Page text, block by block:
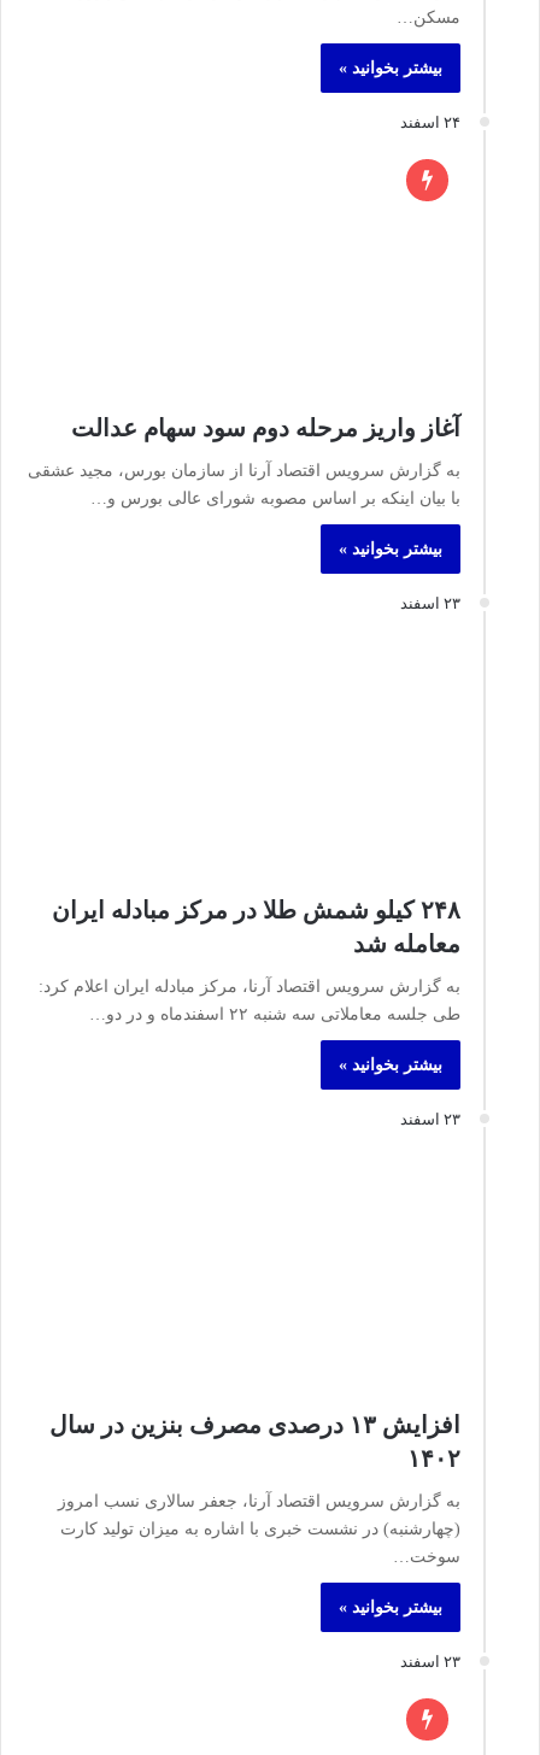
مسکن…
بیشتر بخوانید »
۲۴ اسفند
آغاز واریز مرحله دوم سود سهام عدالت
به گزارش سرویس اقتصاد آرنا از سازمان بورس، مجید عشقی
با بیان اینکه بر اساس مصوبه شورای عالی بورس و…
بیشتر بخوانید »
۲۳ اسفند
۲۴۸ کیلو شمش طلا در مرکز مبادله ایران
معامله شد
به گزارش سرویس اقتصاد آرنا، مرکز مبادله ایران اعلام کرد:
طی جلسه معاملاتی سه شنبه ۲۲ اسفندماه و در دو…
بیشتر بخوانید »
۲۳ اسفند
افزایش ۱۳ درصدی مصرف بنزین در سال
۱۴۰۲
به گزارش سرویس اقتصاد آرنا، جعفر سالاری نسب امروز
(چهارشنبه) در نشست خبری با اشاره به میزان تولید کارت
سوخت…
بیشتر بخوانید »
۲۳ اسفند